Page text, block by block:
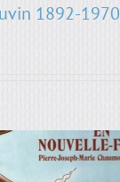
1892-1970